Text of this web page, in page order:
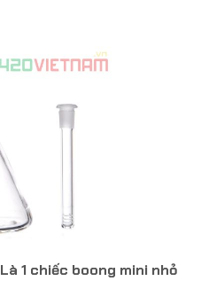
Là 1 chiếc boong mini nhỏ